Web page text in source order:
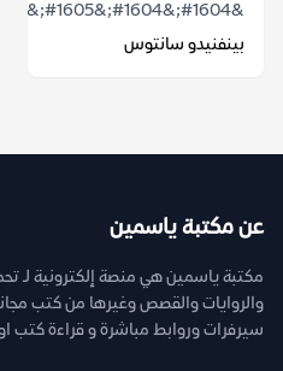
&#1604;&#1604;&#1605;&#1603;&#1575;&...
بينفنيدو سانتوس
عن مكتبة ياسمين
مكتبة ياسمين هي منصة إلكترونية لـ
سيرفرات وروابط مباشرة و قراءة كتب